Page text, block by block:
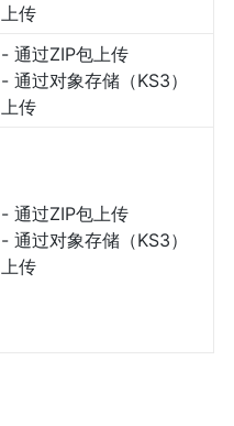
上传
- 通过ZIP包上传
- 通过对象存储（KS3）
上传
- 通过ZIP包上传
- 通过对象存储（KS3）
上传